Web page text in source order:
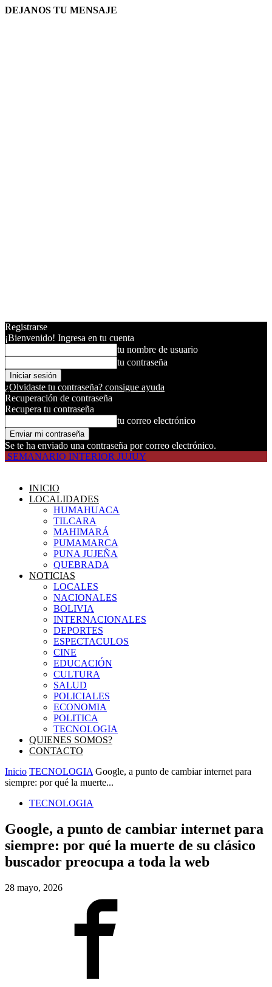
DEJANOS TU MENSAJE
Registrarse
¡Bienvenido! Ingresa en tu cuenta
tu nombre de usuario
tu contraseña
¿Olvidaste tu contraseña? consigue ayuda
Recuperación de contraseña
Recupera tu contraseña
tu correo electrónico
Se te ha enviado una contraseña por correo electrónico.
SEMANARIO INTERIOR JUJUY
INICIO
LOCALIDADES
HUMAHUACA
TILCARA
MAHIMARÁ
PUMAMARCA
PUNA JUJEÑA
QUEBRADA
NOTICIAS
LOCALES
NACIONALES
BOLIVIA
INTERNACIONALES
DEPORTES
ESPECTACULOS
CINE
EDUCACIÓN
CULTURA
SALUD
POLICIALES
ECONOMIA
POLITICA
TECNOLOGIA
QUIENES SOMOS?
CONTACTO
Inicio TECNOLOGIA Google, a punto de cambiar internet para
siempre: por qué la muerte...
TECNOLOGIA
Google, a punto de cambiar internet para
siempre: por qué la muerte de su clásico
buscador preocupa a toda la web
28 mayo, 2026